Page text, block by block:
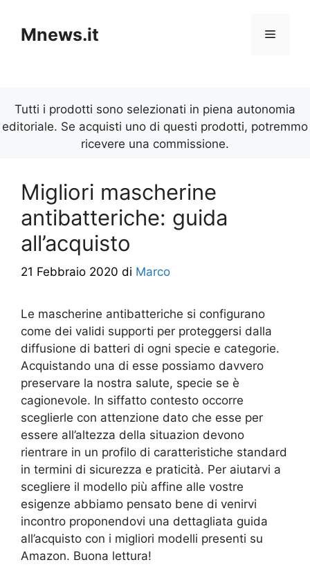
contenuto
Mnews.it Menu
Tutti i prodotti sono selezionati in piena autonomia
editoriale. Se acquisti uno di questi prodotti, potremmo
ricevere una commissione.
Migliori mascherine
antibatteriche: guida
all’acquisto
21 Febbraio 2020 di Marco
Le mascherine antibatteriche si configurano
come dei validi supporti per proteggersi dalla
diffusione di batteri di ogni specie e categorie.
Acquistando una di esse possiamo davvero
preservare la nostra salute, specie se è
cagionevole. In siffatto contesto occorre
sceglierle con attenzione dato che esse per
essere all’altezza della situazion devono
rientrare in un profilo di caratteristiche standard
in termini di sicurezza e praticità. Per aiutarvi a
scegliere il modello più affine alle vostre
esigenze abbiamo pensato bene di venirvi
incontro proponendovi una dettagliata guida
all’acquisto con i migliori modelli presenti su
Amazon. Buona lettura!